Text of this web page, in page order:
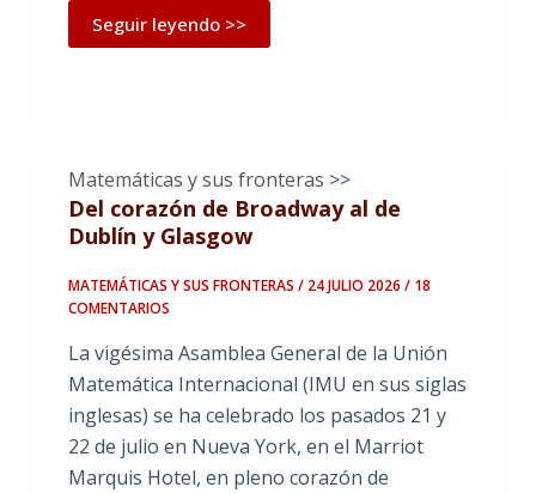
Seguir leyendo >>
Matemáticas y sus fronteras >>
Del corazón de Broadway al de
Dublín y Glasgow
MATEMÁTICAS Y SUS FRONTERAS / 24 JULIO 2026 / 18
COMENTARIOS
La vigésima Asamblea General de la Unión
Matemática Internacional (IMU en sus siglas
inglesas) se ha celebrado los pasados 21 y
22 de julio en Nueva York, en el Marriot
Marquis Hotel, en pleno corazón de